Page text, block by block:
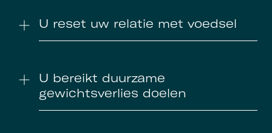
U reset uw relatie met voedsel
U bereikt duurzame
gewichtsverlies doelen